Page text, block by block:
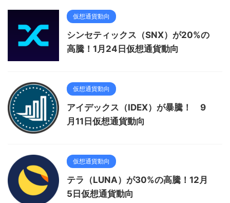
仮想通貨動向
シンセティックス（SNX）が20%の
高騰！1月24日仮想通貨動向
仮想通貨動向
アイデックス（IDEX）が暴騰！ 9
月11日仮想通貨動向
仮想通貨動向
テラ（LUNA）が30%の高騰！12月
5日仮想通貨動向